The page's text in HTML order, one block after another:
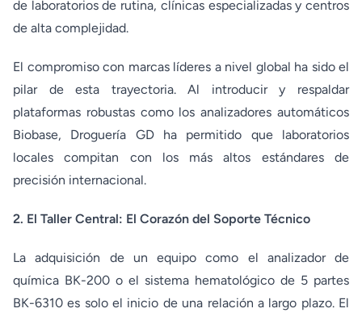
de laboratorios de rutina, clínicas especializadas y centros
de alta complejidad.
El compromiso con marcas líderes a nivel global ha sido el
pilar de esta trayectoria. Al introducir y respaldar
plataformas robustas como los analizadores automáticos
Biobase, Droguería GD ha permitido que laboratorios
locales compitan con los más altos estándares de
precisión internacional.
2. El Taller Central: El Corazón del Soporte Técnico
La adquisición de un equipo como el analizador de
química BK-200 o el sistema hematológico de 5 partes
BK-6310 es solo el inicio de una relación a largo plazo. El